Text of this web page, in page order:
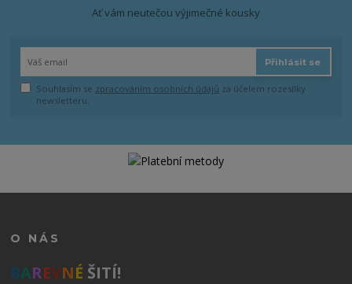
Ať vám neutečou výjimečné kousky
Přihlásit se
Souhlasím se zpracováním osobních údajů za účelem rozesílky
newsletteru.
O NÁS
BAREVNÉ ŠITÍ!